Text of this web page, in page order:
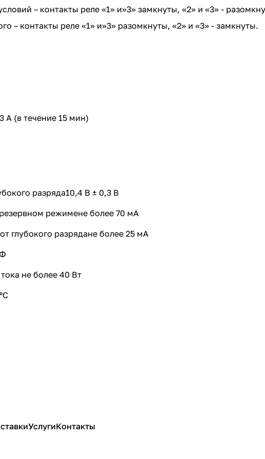
– контакты реле «1» и»3» замкнуты, «2» и «3» -
– контакты реле «1» и»3» разомкнуты, «2» и «3» - замкнуты.
А (в течение 15 мин)
разряда10,4 В ± 0,3 В
режимене более 70 мА
глубокого разрядане более 25 мА
не более 40 Вт
УслугиКонтакты